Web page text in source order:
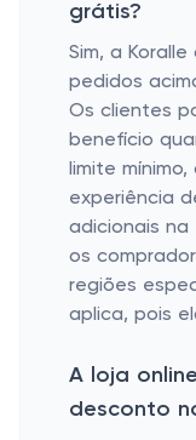
grátis?
Sim, a
pedidos
Os clientes
benefício
limite
experiência
adicionais na
os
regiões
aplica, pois
A loja
desconto